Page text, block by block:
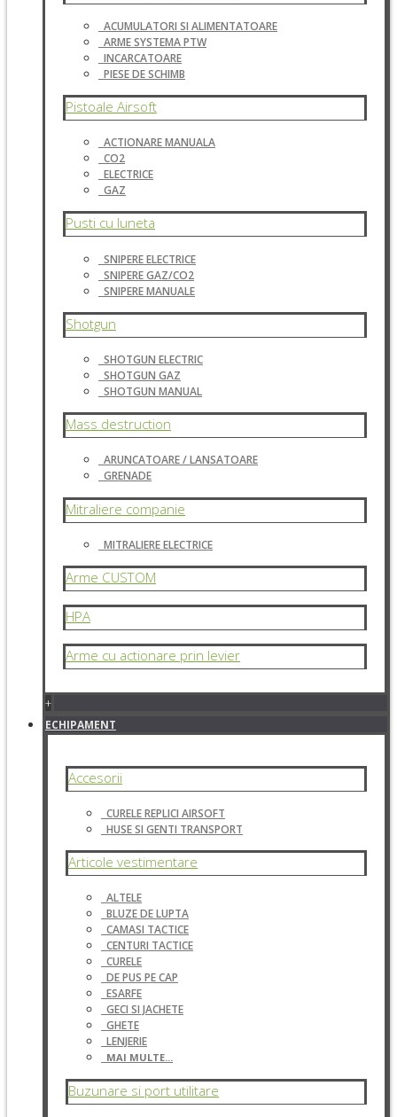
ACUMULATORI SI ALIMENTATOARE
ARME SYSTEMA PTW
INCARCATOARE
PIESE DE SCHIMB
Pistoale Airsoft
ACTIONARE MANUALA
CO2
ELECTRICE
GAZ
Pusti cu luneta
SNIPERE ELECTRICE
SNIPERE GAZ/CO2
SNIPERE MANUALE
Shotgun
SHOTGUN ELECTRIC
SHOTGUN GAZ
SHOTGUN MANUAL
Mass destruction
ARUNCATOARE / LANSATOARE
GRENADE
Mitraliere companie
MITRALIERE ELECTRICE
Arme CUSTOM
HPA
Arme cu actionare prin levier
+
ECHIPAMENT
Accesorii
CURELE REPLICI AIRSOFT
HUSE SI GENTI TRANSPORT
Articole vestimentare
ALTELE
BLUZE DE LUPTA
CAMASI TACTICE
CENTURI TACTICE
CURELE
DE PUS PE CAP
ESARFE
GECI SI JACHETE
GHETE
LENJERIE
MAI MULTE...
Buzunare si port utilitare